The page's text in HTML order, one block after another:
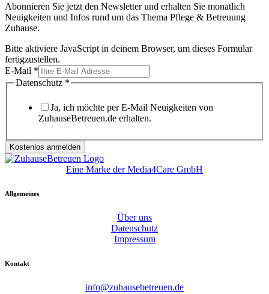
Abonnieren Sie jetzt den Newsletter und erhalten Sie monatlich
Neuigkeiten und Infos rund um das Thema Pflege & Betreuung
Zuhause.
Bitte aktiviere JavaScript in deinem Browser, um dieses Formular
fertigzustellen.
E-Mail *
Datenschutz *
Ja, ich möchte per E-Mail Neuigkeiten von
ZuhauseBetreuen.de erhalten.
Kostenlos anmelden
Eine Marke der Media4Care GmbH
Allgemeines
Über uns
Datenschutz
Impressum
Kontakt
info@zuhausebetreuen.de